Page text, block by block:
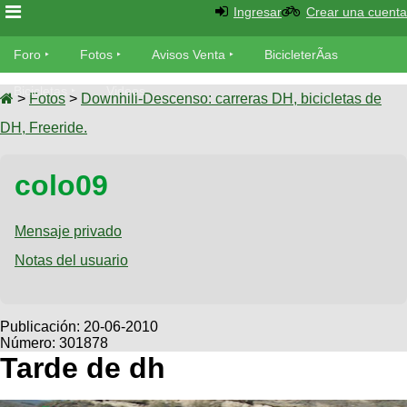
Foro
Foro
TÃ©cnica
Fotos
tu foto
Galeria
XC
Viajes
Descenso
SUBÃ
tu
aviso
Buscar
Ultimos
Fotos
as
Bicicletas
Tandem
Videos
Cicloturismo
Ingresar Crear una cuenta
Foro Fotos Avisos Venta BicicleterÃ­as
Bicicletas Videos
> Fotos > Downhill-Descenso: carreras DH, bicicletas de
DH, Freeride.
colo09
Mensaje privado
Notas del usuario
Publicación: 20-06-2010
Número: 301878
Tarde de dh